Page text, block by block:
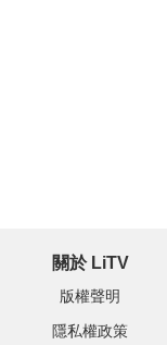
關於 LiTV
版權聲明
隱私權政策